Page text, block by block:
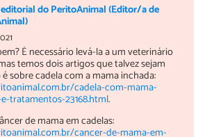
do PeritoAnimal (Editor/a de
É necessário levá-la a um veterinário
temos dois artigos que talvez sejam
sobre cadela com a mama inchada:
cadela-com-mama-
tratamentos-23168.html.
de mama em cadelas:
cancer-de-mama-em-